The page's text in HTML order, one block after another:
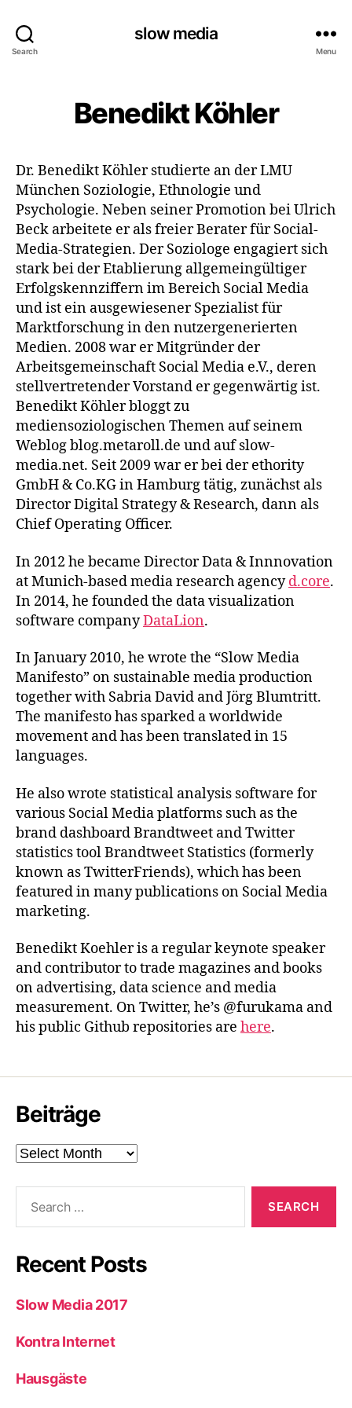
Search
slow media
Menu
Benedikt Köhler
Dr. Benedikt Köhler studierte an der LMU
München Soziologie, Ethnologie und
Psychologie. Neben seiner Promotion bei Ulrich
Beck arbeitete er als freier Berater für Social-
Media-Strategien. Der Soziologe engagiert sich
stark bei der Etablierung allgemeingültiger
Erfolgskennziffern im Bereich Social Media
und ist ein ausgewiesener Spezialist für
Marktforschung in den nutzergenerierten
Medien. 2008 war er Mitgründer der
Arbeitsgemeinschaft Social Media e.V., deren
stellvertretender Vorstand er gegenwärtig ist.
Benedikt Köhler bloggt zu
mediensoziologischen Themen auf seinem
Weblog blog.metaroll.de und auf slow-
media.net. Seit 2009 war er bei der ethority
GmbH & Co.KG in Hamburg tätig, zunächst als
Director Digital Strategy & Research, dann als
Chief Operating Officer.
In 2012 he became Director Data & Innnovation
at Munich-based media research agencyd.core.
In 2014, he founded the data visualization
software companyDataLion.
In January 2010, he wrote the “Slow Media
Manifesto” on sustainable media production
together with Sabria David and Jörg Blumtritt.
The manifesto has sparked a worldwide
movement and has been translated in 15
languages.
He also wrote statistical analysis software for
various Social Media platforms such as the
brand dashboard Brandtweet and Twitter
statistics tool Brandtweet Statistics (formerly
known as TwitterFriends), which has been
featured in many publications on Social Media
marketing.
Benedikt Koehler is a regular keynote speaker
and contributor to trade magazines and books
on advertising, data science and media
measurement. On Twitter, he’s @furukama and
his public Github repositories are here.
Beiträge
Beiträge
Recent Posts
Slow Media 2017
Kontra Internet
Hausgäste